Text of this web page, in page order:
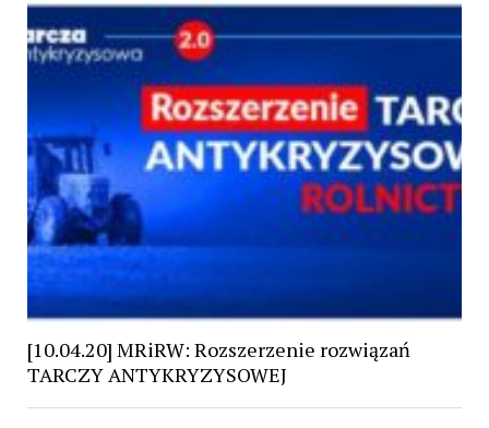
[10.04.20] MRiRW: Rozszerzenie rozwiązań
TARCZY ANTYKRYZYSOWEJ